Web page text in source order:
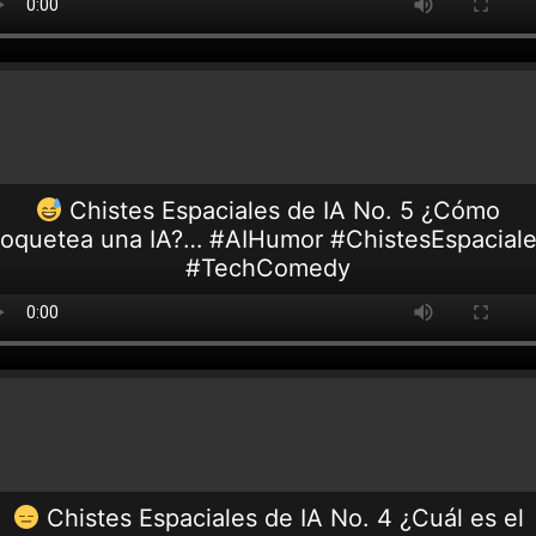
Chistes Espaciales de IA No. 5 ¿Cómo
una IA?… #AIHumor
#TechComedy
Chistes Espaciales de IA No. 4 ¿Cuál es el